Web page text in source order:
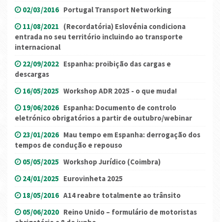
02/03/2016 Portugal Transport Networking
11/08/2021 (Recordatória) Eslovénia condiciona
entrada no seu território incluindo ao transporte
internacional
22/09/2022 Espanha: proibição das cargas e
descargas
16/05/2025 Workshop ADR 2025 - o que muda!
19/06/2026 Espanha: Documento de controlo
eletrónico obrigatórios a partir de outubro/webinar
23/01/2026 Mau tempo em Espanha: derrogação dos
tempos de condução e repouso
05/05/2025 Workshop Jurídico (Coimbra)
24/01/2025 Eurovinheta 2025
18/05/2016 A14 reabre totalmente ao trânsito
05/06/2020 Reino Unido – formulário de motoristas